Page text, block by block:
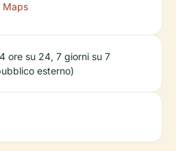
Maps
ore su 24, 7 giorni su 7
esterno)